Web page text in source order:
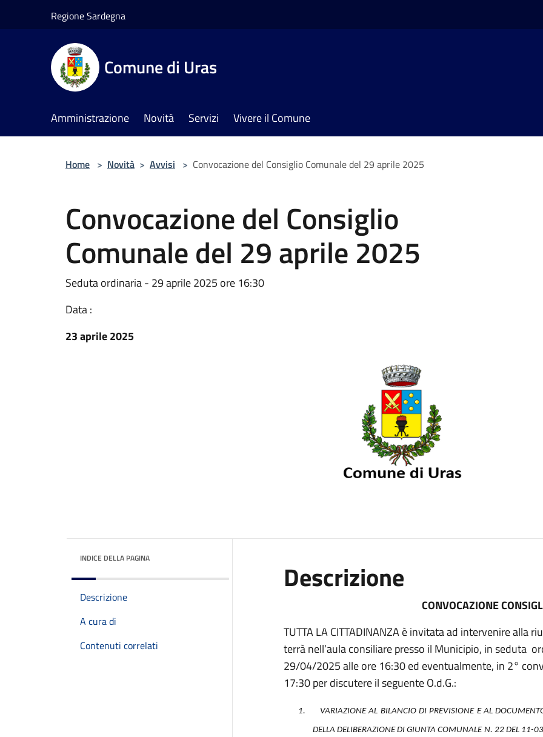
Regione Sardegna
Comune di Uras
Amministrazione Novità Servizi Vivere il Comune
Home > Novità > Avvisi > Convocazione del Consiglio Comunale del 29 aprile 2025
Convocazione del Consiglio
Comunale del 29 aprile 2025
Seduta ordinaria - 29 aprile 2025 ore 16:30
Data :
23 aprile 2025
INDICE DELLA PAGINA
Descrizione
A cura di
Contenuti correlati
Descrizione
CONVOCAZIONE
TUTTA LA CITTADINANZA è invitata ad intervenire alla
terrà nell’aula consiliare presso il Municipio, in seduta
29/04/2025alle ore 16:30 ed eventualmente, in 2°
17:30 per discutere il seguente O.d.G.:
1. VARIAZIONE AL BILANCIO DI PREVISIONE E AL
DELLA DELIBERAZIONE DI GIUNTA COMUNALE N. 22 DEL 11-